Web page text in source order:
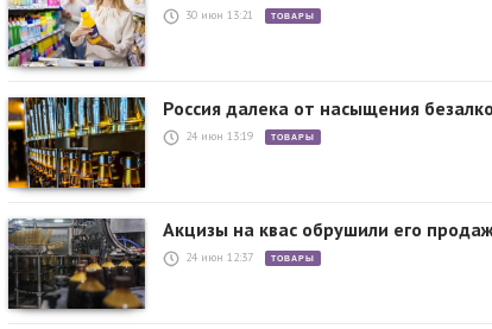
30 июн 13:21 ТОВАРЫ
Россия далека от насыщения
24 июн 13:19 ТОВАРЫ
Акцизы на квас обрушили его
24 июн 12:37 ТОВАРЫ